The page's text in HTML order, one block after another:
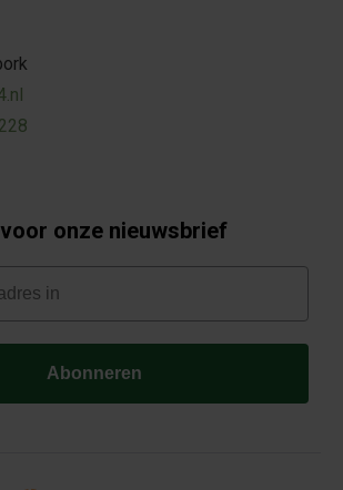
onze nieuwsbrief
Abonneren